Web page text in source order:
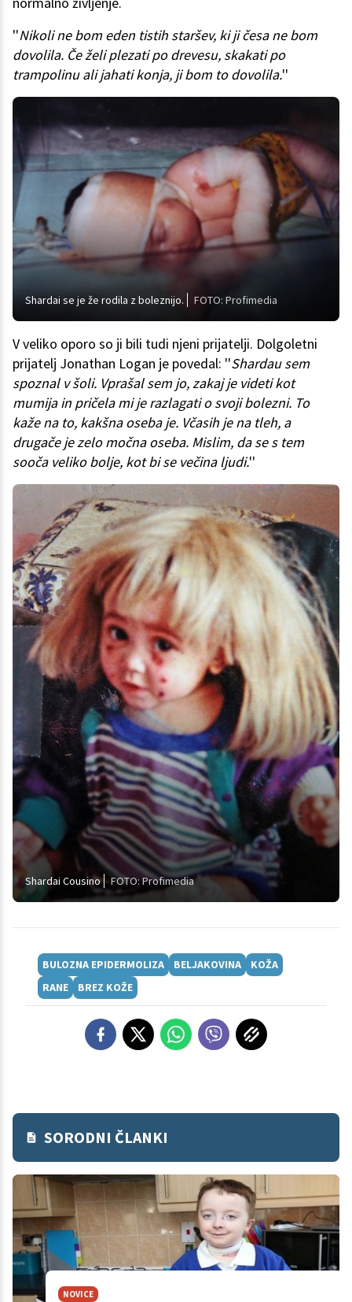
''Nikoli ne bom eden tistih staršev, ki ji česa ne bom
dovolila. Če želi plezati po drevesu, skakati po
trampolinu ali jahati konja, ji bom to dovolila.''
Shardai se je že rodila z boleznijo. FOTO: Profimedia
V veliko oporo so ji bili tudi njeni prijatelji. Dolgoletni
prijatelj Jonathan Logan je povedal: ''Shardau sem
spoznal v šoli. Vprašal sem jo, zakaj je videti kot
mumija in pričela mi je razlagati o svoji bolezni. To
kaže na to, kakšna oseba je. Včasih je na tleh, a
drugače je zelo močna oseba. Mislim, da se s tem
sooča veliko bolje, kot bi se večina ljudi.''
Shardai Cousino FOTO: Profimedia
BULOZNA EPIDERMOLIZA BELJAKOVINA
KOŽA
RANE
BREZ KOŽE
SORODNI ČLANKI
NOVICE